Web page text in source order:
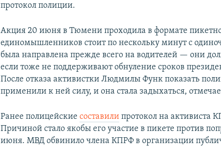
протокол полиции.
Акция 20 июня в Тюмени проходила в формате
единомышленников стоит по нескольку минут с
была направлена прежде всего на водителей — они
если тоже не поддерживают обнуление сроков
После отказа активистки Людмилы Функ показать
применили к ней силу, и она стала задыхаться,
Ранее полицейскиесоставили протокол на активиста
Причиной стало якобы его участие в пикете против
июня. МВД обвинило члена КПРФ в организации